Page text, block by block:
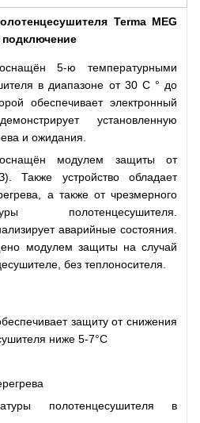
Terma MEG
оснащён 5-ю температурными
в диапазоне от 30 C ° до
обеспечивает электронный
установленную
и ожидания.
оснащён модулем защиты от
Также устройство обладает
а также от чрезмерного
полотенцесушителя.
аварийные состояния.
модулем защиты на случай
без теплоносителя.
защиту от снижения
ниже 5-7°C
полотенцесушителя в